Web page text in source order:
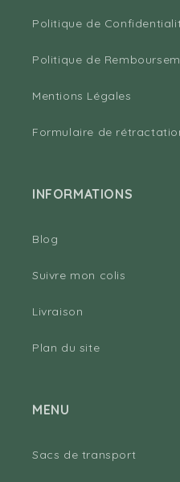
Politique de
Politique de
Mentions Légales
Formulaire de
INFORMATIONS
Blog
Suivre mon colis
Livraison
Plan du site
MENU
Sacs de transport